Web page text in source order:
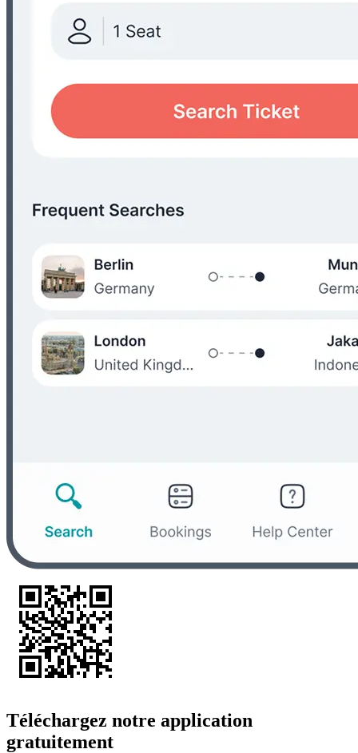
Téléchargez notre application
gratuitement